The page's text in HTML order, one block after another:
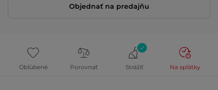
Objednať na predajňu
Obľúbené Porovnať Strážiť Na splátky